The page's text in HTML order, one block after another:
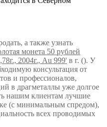
а также узнать
монета 50 рублей
2004г., Au 999' в г. (). У
консультация от
и профессионалов,
в драгметаллы уже долгое
нашим клиентам лучшие
(с минимальным спредом),
всех проводимых